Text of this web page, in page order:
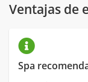
Ventajas de
Spa